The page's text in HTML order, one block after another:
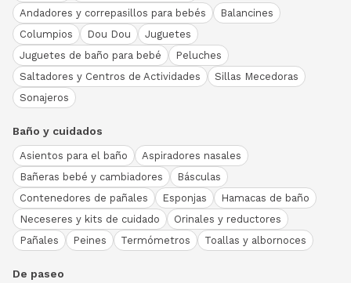
Andadores y correpasillos para bebés
Balancines
Columpios
Dou Dou
Juguetes
Juguetes de baño para bebé
Peluches
Saltadores y Centros de Actividades
Sillas Mecedoras
Sonajeros
Baño y cuidados
Asientos para el baño
Aspiradores nasales
Bañeras bebé y cambiadores
Básculas
Contenedores de pañales
Esponjas
Hamacas de baño
Neceseres y kits de cuidado
Orinales y reductores
Pañales
Peines Termómetros Toallas y albornoces
De paseo